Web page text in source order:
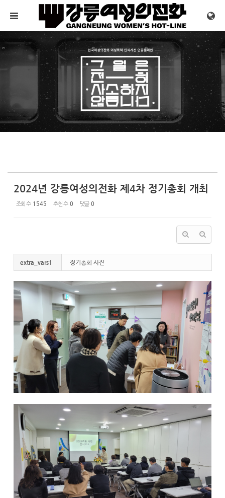
메뉴 건너뛰기
2024년 강릉여성의전화 제4차 정기총회 개최
조회 수 1545 추천 수 0 댓글 0
extra_vars1 정기총회 사진